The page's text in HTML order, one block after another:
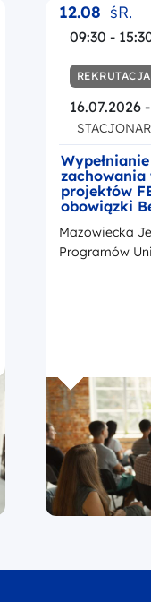
12.08 śR.
09:30 -
16.07.2026
zachowania
projektów
obowiązki
okresie
z
promocji
Mazowiecka
Programów